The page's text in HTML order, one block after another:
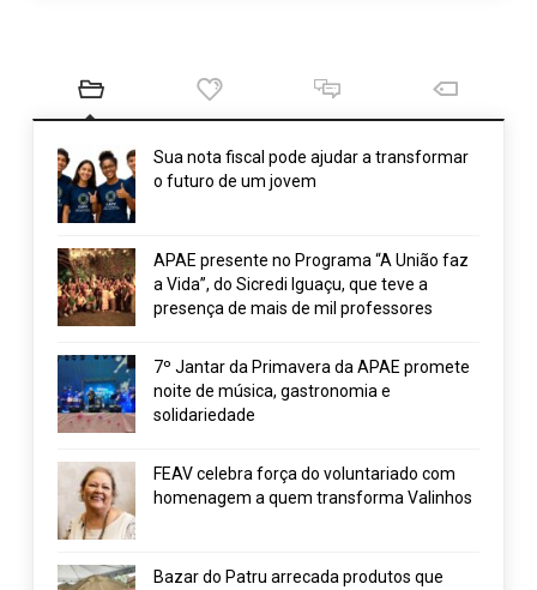
Sua nota fiscal pode ajudar a transformar
o futuro de um jovem
APAE presente no Programa “A União faz
a Vida”, do Sicredi Iguaçu, que teve a
presença de mais de mil professores
7º Jantar da Primavera da APAE promete
noite de música, gastronomia e
solidariedade
FEAV celebra força do voluntariado com
homenagem a quem transforma Valinhos
Bazar do Patru arrecada produtos que